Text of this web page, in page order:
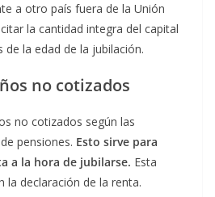
a otro país fuera de la Unión
la cantidad integra del capital
de la edad de la jubilación.
no cotizados
no cotizados según las
pensiones. Esto sirve para
a la hora de jubilarse. Esta
la declaración de la renta.